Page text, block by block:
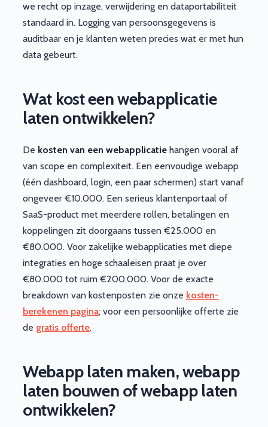
we recht op inzage, verwijdering en dataportabiliteit
standaard in. Logging van persoonsgegevens is
auditbaar en je klanten weten precies wat er met hun
data gebeurt.
Wat kost een webapplicatie
laten ontwikkelen?
De kosten van een webapplicatie hangen vooral af
van scope en complexiteit. Een eenvoudige webapp
(één dashboard, login, een paar schermen) start vanaf
ongeveer €10.000. Een serieus klantenportaal of
SaaS-product met meerdere rollen, betalingen en
koppelingen zit doorgaans tussen €25.000 en
€80.000. Voor zakelijke webapplicaties met diepe
integraties en hoge schaaleisen praat je over
€80.000 tot ruim €200.000. Voor de exacte
breakdown van kostenposten zie onze kosten-
berekenen pagina; voor een persoonlijke offerte zie
de gratis offerte.
Webapp laten maken, webapp
laten bouwen of webapp laten
ontwikkelen?